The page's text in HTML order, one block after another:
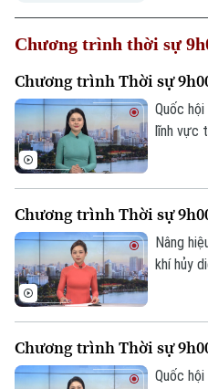
An ninh trật tự
Công nghệ
Người Hà Nội
Khoảnh khắc Hà Nội
Ẩm thực
Hồ sơ
Người Việt 4 phương
Tin tức
Cafe sáng
Tài chính Ngân hàng
Nhà đất
Tin tức
Đầu tư
Căn hộ
Đất đai
Kinh nghiệm
Tàu và Xe
Tàu
Xe máy
Thị trường
Đánh giá
Giáo dục
Tin tức
Tuyển sinh
Văn hóa
Tin tức
Làng nghề
Di tích
Sức khỏe
Dinh dưỡng
Thể thao
Chương trình thời sự
Chương trình Thời sự
Quốc
lĩnh vực
nay.
Chương trình Thời sự
Nâng
khí hủy
chú ý
Chương trình Thời sự
Quốc